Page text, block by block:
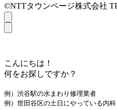
©NTTタウンページ株式会社
こんにちは！
何をお探しですか？
例）渋谷駅の水まわり修理業者
例）世田谷区の土日にやっている内科